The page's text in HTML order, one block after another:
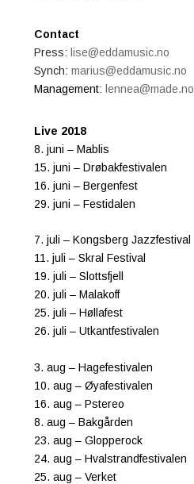
Contact
Press: lise@eddamusic.no
Synch: marius@eddamusic.no
Management: lennea@made.no
Live 2018
8. juni – Mablis
15. juni – Drøbakfestivalen
16. juni – Bergenfest
29. juni – Festidalen
7. juli – Kongsberg Jazzfestival
11. juli – Skral Festival
19. juli – Slottsfjell
20. juli – Malakoff
25. juli – Høllafest
26. juli – Utkantfestivalen
3. aug – Hagefestivalen
10. aug – Øyafestivalen
16. aug – Pstereo
8. aug – Bakgården
23. aug – Glopperock
24. aug – Hvalstrandfestivalen
25. aug – Verket